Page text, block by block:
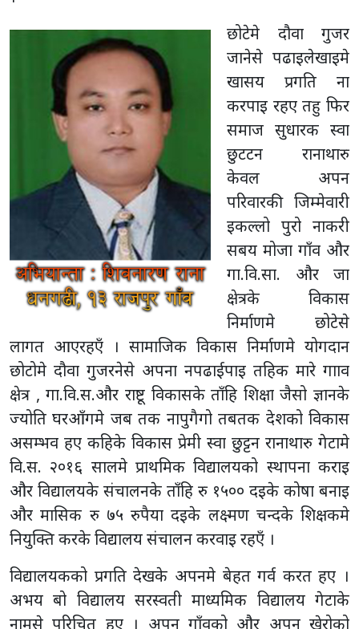
छोटेमे दौवा गुजर
जानेसे पढाइलेखाइमे
खासय प्रगति ना
करपाइ रहए तहु फिर
समाज सुधारक स्वा
छुटटन रानाथारु
केवल अपन
परिवारकी जिम्मेवारी
इकल्लो पुरो नाकरी
सबय मोजा गाँव और
गा.वि.सा. और जा
क्षेत्रके विकास
निर्माणमे छोटेसे
लागत आएरहएँ । सामाजिक विकास निर्माणमे योगदान
छोटोमे दौवा गुजरनेसे अपना नपढाईपाइ तहिक मारे गााव
क्षेत्र , गा.वि.स.और राष्टू विकासके ताँहि शिक्षा जैसो ज्ञानके
ज्योति घरआँगमे जब तक नापुगैगो तबतक देशको विकास
असम्भव हए कहिके विकास प्रेमी स्वा छुट्टन रानाथारु गेटामे
वि.स. २०१६ सालमे प्राथमिक विद्यालयको स्थापना कराइ
और विद्यालयके संचालनके ताँहि रु १५०० दइके कोषा बनाइ
और मासिक रु ७५ रुपैया दइके लक्ष्मण चन्दके शिक्षकमे
नियुक्ति करके विद्यालय संचालन करवाइ रहएँ ।
विद्यालयकको प्रगति देखके अपनमे बेहत गर्व करत हए ।
अभय बो विद्यालय सरस्वती माध्यमिक विद्यालय गेटाके
नामसे परिचित हए । अपन गाँवको और अपन खेरोको